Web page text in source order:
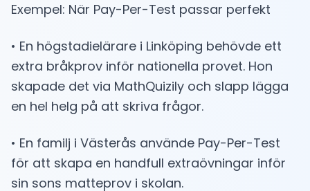
Exempel: När Pay-Per-Test passar perfekt
• En högstadielärare i Linköping behövde ett
extra bråkprov inför nationella provet. Hon
skapade det via MathQuizily och slapp lägga
en hel helg på att skriva frågor.
• En familj i Västerås använde Pay-Per-Test
för att skapa en handfull extraövningar inför
sin sons matteprov i skolan.